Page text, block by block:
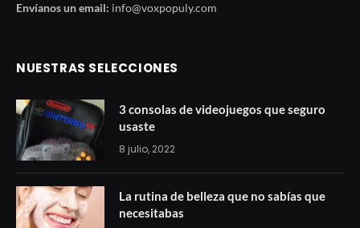
Envíanos un email: info@voxpopuly.com
NUESTRAS SELECCIONES
3 consolas de videojuegos que seguro
usaste
8 julio, 2022
La rutina de belleza que no sabías que
necesitabas